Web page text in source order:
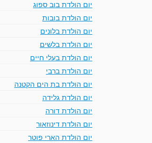
יום הולדת בוב ספוג
יום הולדת בובות
יום הולדת בלונים
יום הולדת בלשים
יום הולדת בעלי חיים
יום הולדת ברבי
יום הולדת בת הים הקטנה
יום הולדת גלידה
יום הולדת דורה
יום הולדת דינוזאור
יום הולדת הארי פוטר